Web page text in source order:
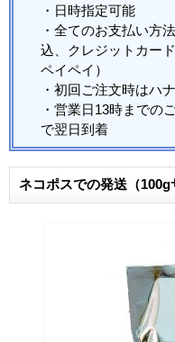
・日時指定可能
・全てのお支払い方
込、クレジットカー
ペイペイ）
・初回ご注文時はハ
・営業日13時までの
で翌日到着
ネコポスでの発送（100g